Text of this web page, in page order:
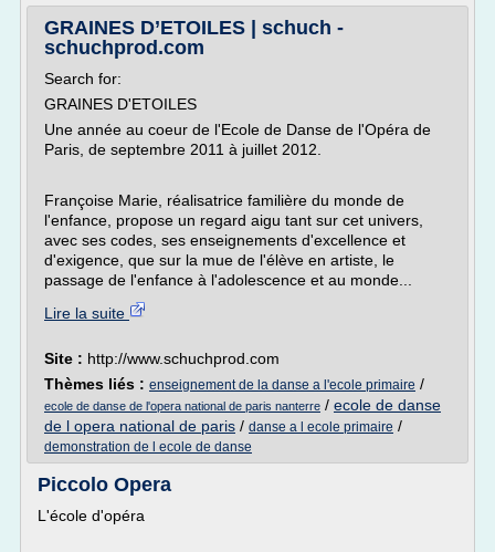
GRAINES D’ETOILES | schuch -
schuchprod.com
Search for:
GRAINES D'ETOILES
Une année au coeur de l'Ecole de Danse de l'Opéra de
Paris, de septembre 2011 à juillet 2012.
Françoise Marie, réalisatrice familière du monde de
l'enfance, propose un regard aigu tant sur cet univers,
avec ses codes, ses enseignements d'excellence et
d'exigence, que sur la mue de l'élève en artiste, le
passage de l'enfance à l'adolescence et au monde...
Lire la suite
Site : http://www.schuchprod.com
Thèmes liés : enseignement de la danse a l'ecole primaire /
ecole de danse de l'opera national de paris nanterre / ecole de danse
de l opera national de paris / danse a l ecole primaire /
demonstration de l ecole de danse
Piccolo Opera
L'école d'opéra